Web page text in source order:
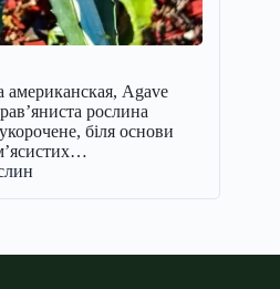
американская, Agave
рослина
біля основи